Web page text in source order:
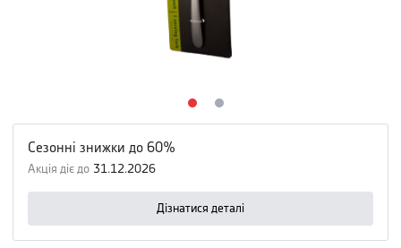
Сезонні знижки до 60%
Акція діє до 31.12.2026
Дізнатися деталі